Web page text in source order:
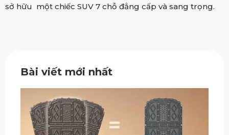
sở hữu một chiếc SUV 7 chỗ đẳng cấp và sang trọng.
Bài viết mới nhất